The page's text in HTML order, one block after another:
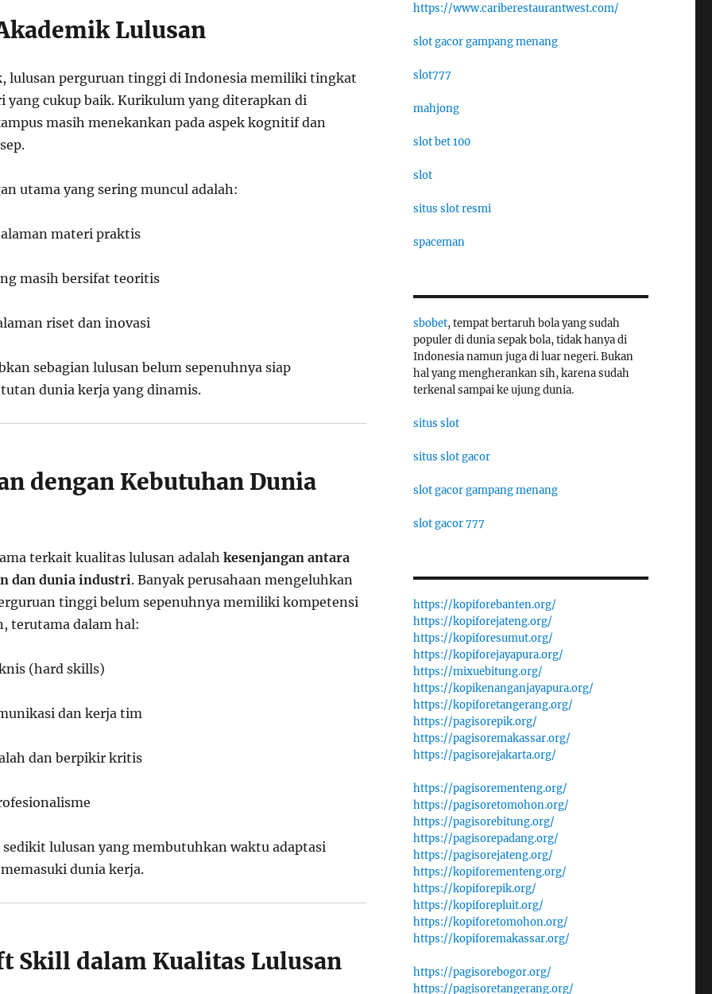
Lulusan
lulusan perguruan tinggi di Indonesia memiliki tingkat
yang cukup baik. Kurikulum yang diterapkan di
masih menekankan pada aspek kognitif dan
utama yang sering muncul adalah:
materi praktis
masih bersifat teoritis
riset dan inovasi
sebagian lulusan belum sepenuhnya siap
dunia kerja yang dinamis.
dengan Kebutuhan Dunia
terkait kualitas lulusan adalah kesenjangan antara
dan dunia industri. Banyak perusahaan mengeluhkan
tinggi belum sepenuhnya memiliki kompetensi
terutama dalam hal:
(hard skills)
dan kerja tim
dan berpikir kritis
lulusan yang membutuhkan waktu adaptasi
dunia kerja.
Skill dalam Kualitas Lulusan
https://www.cariberestaurantwest.com/
slot gacor gampang menang
slot777
mahjong
slot bet 100
slot
situs slot resmi
spaceman
sbobet, tempat bertaruh bola yang sudah
populer di dunia sepak bola, tidak hanya di
Indonesia namun juga di luar negeri. Bukan
hal yang mengherankan sih, karena sudah
terkenal sampai ke ujung dunia.
situs slot
situs slot gacor
slot gacor gampang menang
slot gacor 777
https://kopiforebanten.org/
https://kopiforejateng.org/
https://kopiforesumut.org/
https://kopiforejayapura.org/
https://mixuebitung.org/
https://kopikenanganjayapura.org/
https://kopiforetangerang.org/
https://pagisorepik.org/
https://pagisoremakassar.org/
https://pagisorejakarta.org/
https://pagisorementeng.org/
https://pagisoretomohon.org/
https://pagisorebitung.org/
https://pagisorepadang.org/
https://pagisorejateng.org/
https://kopiforementeng.org/
https://kopiforepik.org/
https://kopiforepluit.org/
https://kopiforetomohon.org/
https://kopiforemakassar.org/
https://pagisorebogor.org/
https://pagisoretangerang.org/